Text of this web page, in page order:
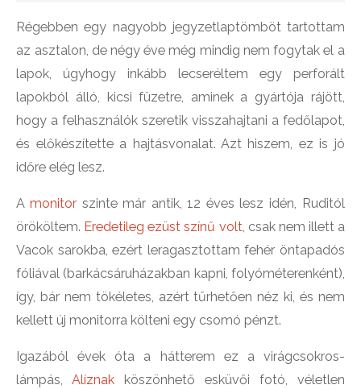
Régebben egy nagyobb jegyzetlaptömböt tartottam
az asztalon, de négy éve még mindig nem fogytak el a
lapok, úgyhogy inkább lecseréltem egy perforált
lapokból álló, kicsi füzetre, aminek a gyártója rájött,
hogy a felhasználók szeretik visszahajtani a fedőlapot,
és előkészítette a hajtásvonalat. Azt hiszem, ez is jó
időre elég lesz.
A monitorszinte már antik, 12 éves lesz idén, Ruditól
örököltem. Eredetileg ezüst színű volt, csak nem illett a
Vacok sarokba, ezért leragasztottam fehér öntapadós
fóliával (barkácsáruházakban kapni, folyóméterenként),
így, bár nem tökéletes, azért tűrhetően néz ki, és nem
kellett új monitorra költeni egy csomó pénzt.
Igazából évek óta a hátterem ez a virágcsokros-
lámpás,Alíznak köszönhető esküvői fotó, véletlen